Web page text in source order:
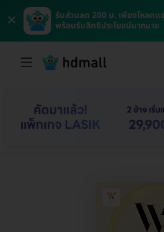
×
รับส่วนลด 200 บ. เพียงโหลด
พร้อมรับสิทธิประโยชน์มากมาย